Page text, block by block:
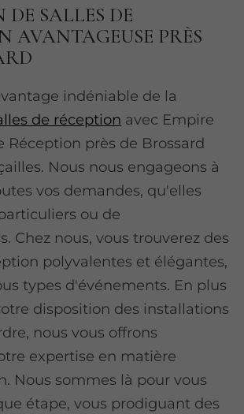
SALLES DE
AVANTAGEUSE PRÈS
indéniable de la
de réception avec Empire
Réception près de Brossard
Nous nous engageons à
vos demandes, qu'elles
ou de
Chez nous, vous trouverez des
polyvalentes et élégantes,
types d'événements. En plus
disposition des installations
nous vous offrons
expertise en matière
Nous sommes là pour vous
étape, vous prodiguant des